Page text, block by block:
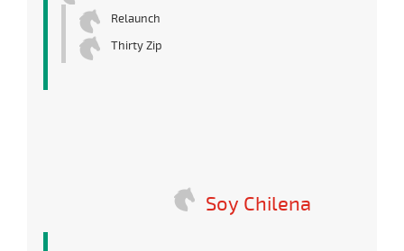
Relaunch
Thirty Zip
Soy Chilena